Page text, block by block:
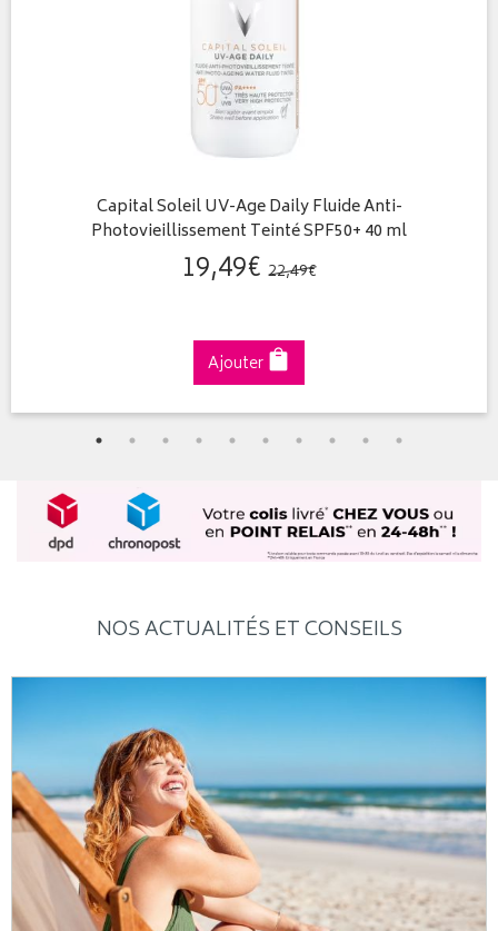
Capital Soleil UV-Age Daily Fluide Anti-
Photovieillissement Teinté SPF50+ 40 ml
19,49€ 22,49€
Ajouter
NOS ACTUALITÉS ET CONSEILS